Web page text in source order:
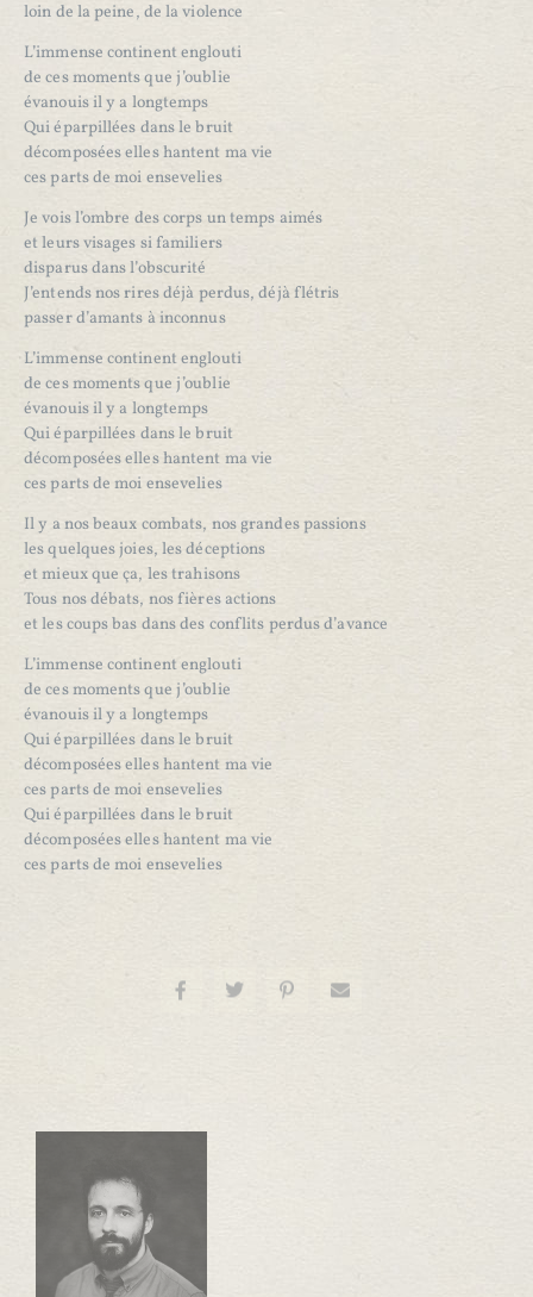
loin de la peine, de la violence
L’immense continent englouti
de ces moments que j’oublie
évanouis il y a longtemps
Qui éparpillées dans le bruit
décomposées elles hantent ma vie
ces parts de moi ensevelies
Je vois l’ombre des corps un temps aimés
et leurs visages si familiers
disparus dans l’obscurité
J’entends nos rires déjà perdus, déjà flétris
passer d’amants à inconnus
L’immense continent englouti
de ces moments que j’oublie
évanouis il y a longtemps
Qui éparpillées dans le bruit
décomposées elles hantent ma vie
ces parts de moi ensevelies
Il y a nos beaux combats, nos grandes passions
les quelques joies, les déceptions
et mieux que ça, les trahisons
Tous nos débats, nos fières actions
et les coups bas dans des conflits perdus d’avance
L’immense continent englouti
de ces moments que j’oublie
évanouis il y a longtemps
Qui éparpillées dans le bruit
décomposées elles hantent ma vie
ces parts de moi ensevelies
Qui éparpillées dans le bruit
décomposées elles hantent ma vie
ces parts de moi ensevelies